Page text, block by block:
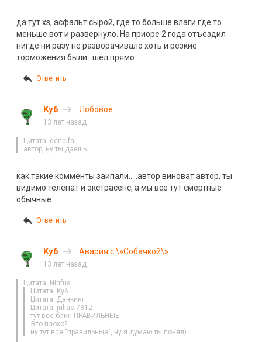
да тут хз, асфальт сырой, где то больше влаги где то
меньше вот и развернуло. На приоре 2 года отъездил
нигде ни разу не разворачивало хоть и резкие
торможения были…шел прямо…
Ответить
Ky6 Лобовое
13 лет назад
Цитата: denalfa
автор, ну ты даешь…
как такие комменты заипали…..автор виноват автор, ты
видимо телепат и экстрасенс, а мы все тут смертные
обычные…
Ответить
Ky6 Авария с \»Собачкой\»
13 лет назад
Цитата: Ninfus
Цитата: Ky6
Цитата: Данкинг
Цитата: julias 7312
тут все блин ПРАВИЛЬНЫЕ.
Это плохо?..
ну тут все "правильные", ну я думаю ты понял)